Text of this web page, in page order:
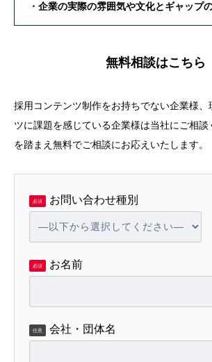
・ 企業の実際の雰囲気や文化とギャップ
無料相談はこちら
採用コンテンツ制作をお持ちでない企業様、
ツに課題を感じている企業様は当社にご相談
を踏まえ無料でご相談にお応えいたします。
必須 お問い合わせ種別
必須 お名前
任意 会社・団体名